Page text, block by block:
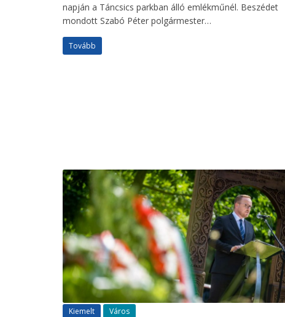
napján a Táncsics parkban álló emlékműnél. Beszédet
mondott Szabó Péter polgármester…
Tovább
Kiemelt Város